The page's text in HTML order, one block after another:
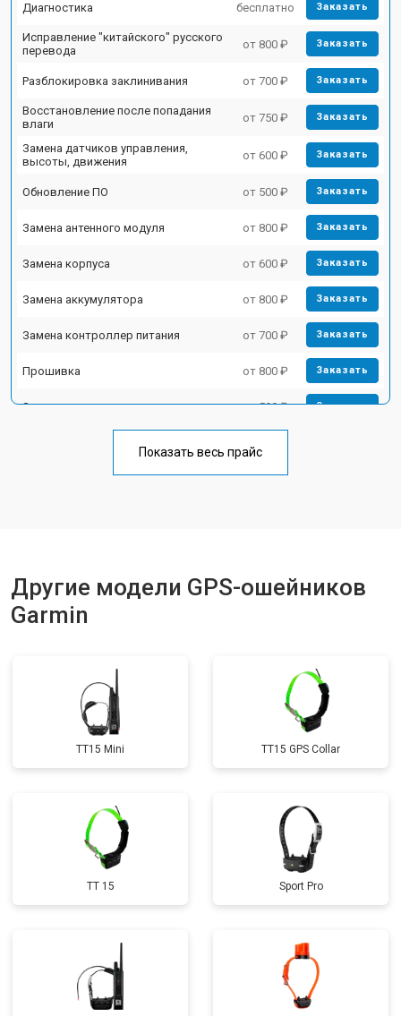
Диагностика бесплатно Заказать
Исправление "китайского" русского
перевода
от 800 ₽ Заказать
Разблокировка заклинивания от 700 ₽ Заказать
Восстановление после попадания
влаги
от 750 ₽ Заказать
Замена датчиков управления,
высоты, движения
от 600 ₽ Заказать
Обновление ПО от 500 ₽ Заказать
Замена антенного модуля от 800 ₽ Заказать
Замена корпуса от 600 ₽ Заказать
Замена аккумулятора от 800 ₽ Заказать
Замена контроллер питания от 700 ₽ Заказать
Прошивка от 800 ₽ Заказать
Замена кнопок от 500 ₽ Заказать
Показать весь прайс
Другие модели GPS-ошейников
Garmin
TT15 Mini TT15 GPS Collar
TT 15 Sport Pro